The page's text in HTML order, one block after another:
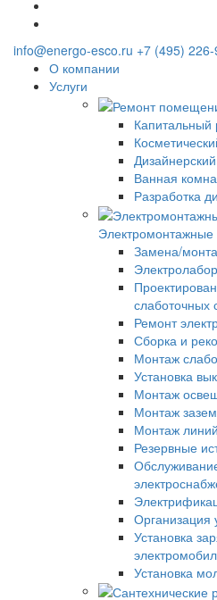
info@energo-esco.ru +7 (495)
О компании
Услуги
Капитальный
Ванная
Разработка
Электромонтажные
Замена/
слаботочных
Ремонт
Сборка и
Монтаж
Установка
Монтаж
Монтаж
Монтаж
Резервные
Организация
Установка
Установка